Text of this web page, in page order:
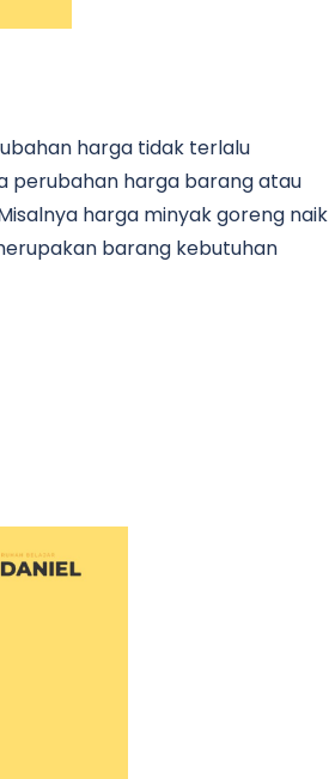
harga tidak terlalu
perubahan harga barang atau
harga minyak goreng naik
barang kebutuhan